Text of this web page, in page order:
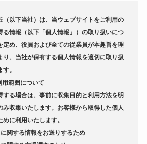
（以下当社）は、当ウェブサイトをご利用の
る情報（以下「個人情報」）の取り扱いにつ
定め、役員および全ての従業員が本趣旨を理
り、当社が保有する個人情報を適切に取り扱
。
範囲について
する場合は、事前に収集目的と利用方法を明
み収集いたします。お客様から取得した個人
に利用いたします。
に関する情報をお送りするため